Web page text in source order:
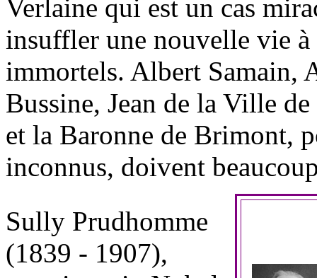
Verlaine qui est un cas
insuffler une nouvelle vie à
immortels. Albert Samain,
Bussine, Jean de la Ville
et la Baronne de Brimont,
inconnus, doivent
Sully Prudhomme
(1839 - 1907),